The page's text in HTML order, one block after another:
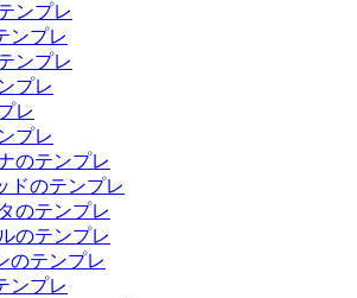
ンプレ
ンプレ
ンプレ
プレ
レ
プレ
のテンプレ
ドのテンプレ
のテンプレ
のテンプレ
のテンプレ
ンプレ